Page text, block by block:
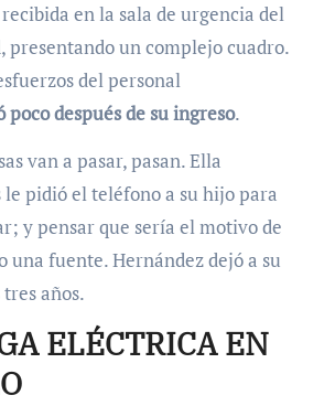
en la sala de urgencia del
presentando un complejo cuadro.
del personal
poco después de su ingreso.
van a pasar, pasan. Ella
le pidió el teléfono a su hijo para
y pensar que sería el motivo de
una fuente. Hernández dejó a su
años.
ELÉCTRICA EN